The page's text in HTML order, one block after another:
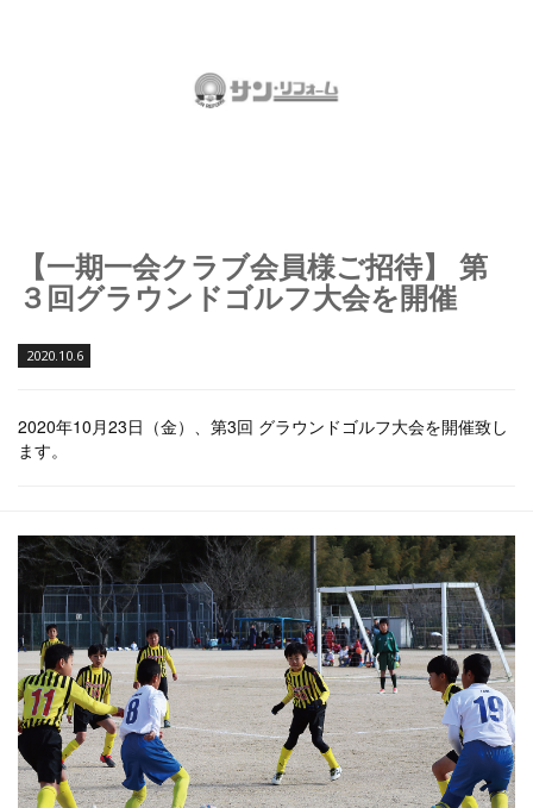
【一期一会クラブ会員様ご招待】 第
３回グラウンドゴルフ大会を開催
2020.10.6
2020年10月23日（金）、第3回 グラウンドゴルフ大会を開催致し
ます。